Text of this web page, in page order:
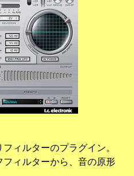
ィルターのプラグイン。
ィルターから、音の原形